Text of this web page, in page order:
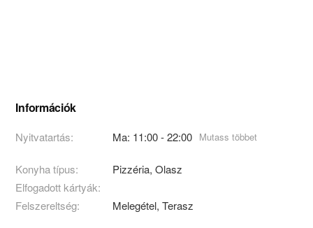
Információk
Nyitvatartás: Ma: 11:00 - 22:00 Mutass többet
Konyha típus: Pizzéria, Olasz
Elfogadott kártyák:
Felszereltség:
Melegétel, Terasz